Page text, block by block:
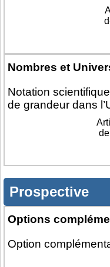
Nombres et
Notation
de grandeur dans
Prospective
Options
Option